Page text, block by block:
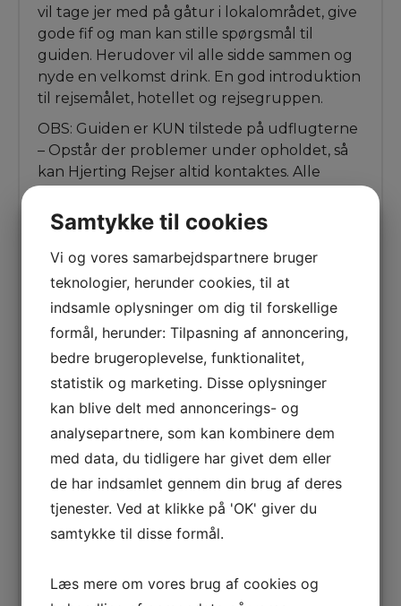
vil tage jer med på gåtur i lokalområdet, give
gode fif og man kan stille spørgsmål til
guiden. Herudover vil alle sidde sammen og
nyde en velkomst drink. En god introduktion
til rejsemålet, hotellet og rejsegruppen.
OBS: Guiden er KUN tilstede på udflugterne
– Opstår der problemer under opholdet, så
kan Hjerting Rejser altid kontaktes. Alle
TILKØB AF UDFLUGTER:Der kan tilkøbes
skal bestilles og betales hjemmefra og
bestillingen skal ske senest 60 dage før
afrejse. Udflugterne gennemføres ved
minimum 10 tilmeldte. Udflugterne afholdes
med dem der bor på Hotel La Barracuda.
JULETUR ARROYO DE LA MIEL – d. 16.
december:Denne tur er for dem, der
ønsker skøn julestemning. Arroyo de la Miel
er en bydel tilhørende Benalmadena og her
man finder mange af de lokale. Turen hertil
bliver om eftermiddagen og guiden vil
fortælle jer om denne bydel, vise jer kirken
og så skal i se det charmerende julemarked.
med lokela produkter. Herudover er der en
skøn julebelysning samt mulighed for lidt
Samtykke til cookies
Vi og vores samarbejdspartnere bruger
teknologier, herunder cookies, til at
indsamle oplysninger om dig til forskellige
formål, herunder: Tilpasning af annoncering,
bedre brugeroplevelse, funktionalitet,
statistik og marketing. Disse oplysninger
kan blive delt med annoncerings- og
analysepartnere, som kan kombinere dem
med data, du tidligere har givet dem eller
de har indsamlet gennem din brug af deres
tjenester. Ved at klikke på 'OK' giver du
samtykke til disse formål.
Læs mere om vores brug af cookies og